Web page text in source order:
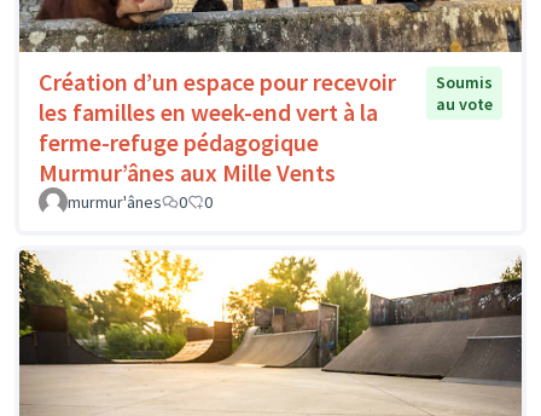
Création d’un espace pour recevoir
les familles en week-end vert à la
ferme-refuge pédagogique
Murmur’ânes aux Mille Vents
Soumis
au vote
murmur'ânes 0 0